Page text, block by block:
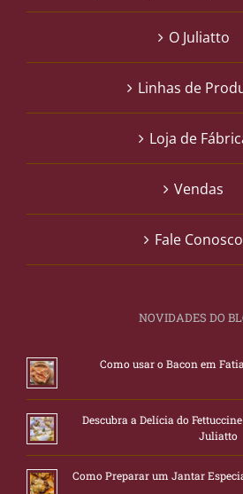
O Juliatto
Linhas de
Loja de
Vendas
Fale Conosco
NOVIDADES DO
Como usar o Bacon em
Descubra a Delícia do
Juliatto
Como Preparar um Jantar